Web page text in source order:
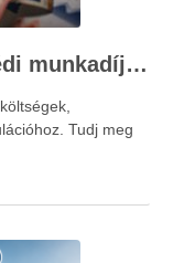
Fizetési meghagyás ügyvédi munkadíja: teljes költségvetési útmutató
Tudj meg